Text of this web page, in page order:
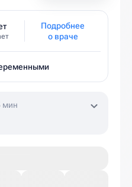
Подробнее
о враче
мин